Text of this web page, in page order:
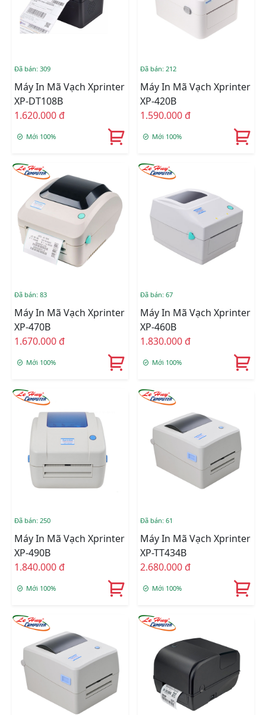
Đã bán: 309
Máy In Mã Vạch Xprinter
XP-DT108B
1.620.000 đ
Mới 100%
Đã bán: 212
Máy In Mã Vạch Xprinter
XP-420B
1.590.000 đ
Mới 100%
Đã bán: 83
Máy In Mã Vạch Xprinter
XP-470B
1.670.000 đ
Mới 100%
Đã bán: 67
Máy In Mã Vạch Xprinter
XP-460B
1.830.000 đ
Mới 100%
Đã bán: 250
Máy In Mã Vạch Xprinter
XP-490B
1.840.000 đ
Mới 100%
Đã bán: 61
Máy In Mã Vạch Xprinter
XP-TT434B
2.680.000 đ
Mới 100%